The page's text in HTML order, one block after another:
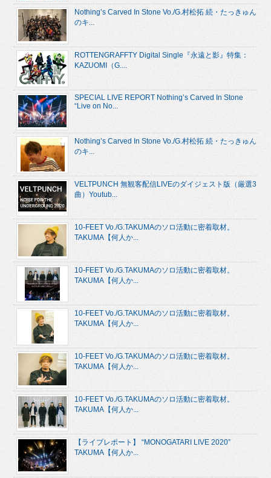
Nothing’s Carved In Stone Vo./G.村松拓 続・たっきゅん
のキ...
ROTTENGRAFFTY Digital Single『永遠と影』特集：
KAZUOMI（G....
SPECIAL LIVE REPORT Nothing’s Carved In Stone
“Live on No...
Nothing’s Carved In Stone Vo./G.村松拓 続・たっきゅん
のキ...
VELTPUNCH 無観客配信LIVEのダイジェスト版（厳選3
曲）Youtub...
10-FEET Vo./G.TAKUMAのソロ活動に密着取材。
TAKUMA【何人か...
10-FEET Vo./G.TAKUMAのソロ活動に密着取材。
TAKUMA【何人か...
10-FEET Vo./G.TAKUMAのソロ活動に密着取材。
TAKUMA【何人か...
10-FEET Vo./G.TAKUMAのソロ活動に密着取材。
TAKUMA【何人か...
10-FEET Vo./G.TAKUMAのソロ活動に密着取材。
TAKUMA【何人か...
【ライブレポート】 “MONOGATARI LIVE 2020”
TAKUMA【何人か...